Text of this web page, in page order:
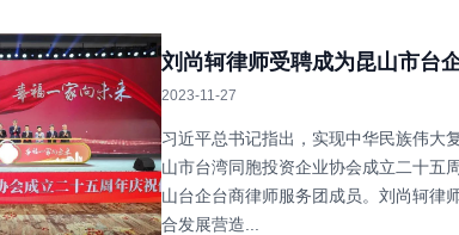
刘尚轲律师受聘成为昆山市台
2023-11-27
习近平总书记指出，实现中华民族伟大
山市台湾同胞投资企业协会成立二十五
山台企台商律师服务团成员。刘尚轲律
合发展营造...